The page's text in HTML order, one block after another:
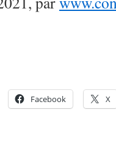
Facebook X